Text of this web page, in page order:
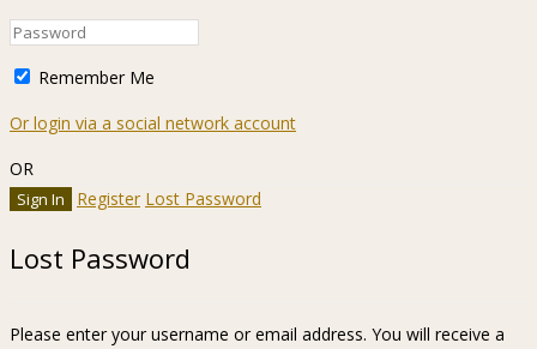
Remember Me
Or login via a social network account
OR
Register Lost Password
Lost Password
Please enter your username or email address. You will receive a